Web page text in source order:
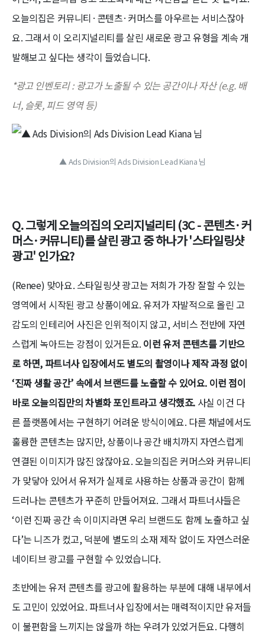
오늘의집은 커뮤니티·콘텐츠·커머스를 아우르는 서비스잖아
요. 그래서 이 오리지널리티를 살린 새로운 광고 유형을 계속 개
발해보고 싶다는 생각이 들었습니다.
*광고 인벤토리 : 광고가 노출될 수 있는 공간이나 자산 (e.g. 배
너, 슬롯, 피드 영역 등)
▲ Ads Division의 Ads Division Lead Kiana 님
Q. 그렇게 오늘의집의 오리지널리티 (3C - 콘텐츠·커
머스·커뮤니티)를 살린 광고 중 하나가 '스타일링샷
광고' 인가요?
(Renee) 맞아요. 스타일링샷 광고는 저희가 가장 잘할 수 있는
영역에서 시작된 광고 상품이에요. 유저가 자발적으로 올린 고
감도의 인테리어 사진은 인위적이지 않고, 서비스 전반에 자연
스럽게 녹아드는 강점이 있거든요. 이런 유저 콘텐츠를 기반으
로 하면, 파트너사 입장에서도 별도의 촬영이나 제작 과정 없이
‘진짜 생활 공간’ 속에서 브랜드를 노출할 수 있어요. 이런 점이
바로 오늘의집만의 차별화 포인트라고 생각했죠. 사실 이건 다
른 플랫폼에서는 구현하기 어려운 방식이에요. 다른 채널에서도
훌륭한 콘텐츠는 많지만, 상품이나 공간 배치까지 자연스럽게
연결된 이미지가 많진 않잖아요. 오늘의집은 커머스와 커뮤니티
가 맞닿아 있어서 유저가 실제로 사용하는 상품과 공간이 함께
드러나는 콘텐츠가 꾸준히 만들어져요. 그래서 파트너사들은
‘이런 진짜 공간 속 이미지라면 우리 브랜드도 함께 노출하고 싶
다’는 니즈가 컸고, 덕분에 별도의 소재 제작 없이도 자연스러운
네이티브 광고를 구현할 수 있었습니다.
초반에는 유저 콘텐츠를 광고에 활용하는 부분에 대해 내부에서
도 고민이 있었어요. 파트너사 입장에서는 매력적이지만 유저들
이 불편함을 느끼지는 않을까 하는 우려가 있었거든요. 다행히